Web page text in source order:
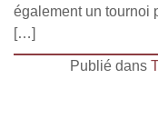
également un tournoi
[…]
Publié dans